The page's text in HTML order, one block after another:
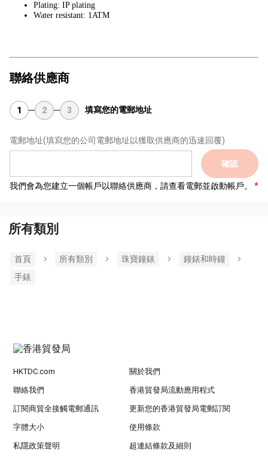
Plating: IP plating
Water resistant: 1ATM
聯絡供應商
1 2 3 填寫您的電郵地址
電郵地址(填寫您的公司電郵地址以獲取供應商的迅速回覆)
確認
我們會為您建立一個帳戶以聯絡供應商，請查看電郵並啟動帳戶。
所有類別
首頁 所有類別 珠寶鐘錶
鐘錶和時鐘
手錶
HKTDC.com 關於我們
聯絡我們 香港貿發局流動應用程式
訂閱商貿全接觸電郵通訊 更新您的香港貿發局電郵訂閱
字體大小 使用條款
私隱政策聲明 超連結條款及細則